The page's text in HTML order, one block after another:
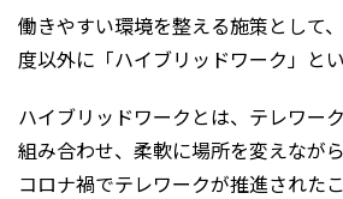
働きやすい環境を整える施策として
度以外に「ハイブリッドワーク」と
ハイブリッドワークとは、テレワー
組み合わせ、柔軟に場所を変えなが
コロナ禍でテレワークが推進された